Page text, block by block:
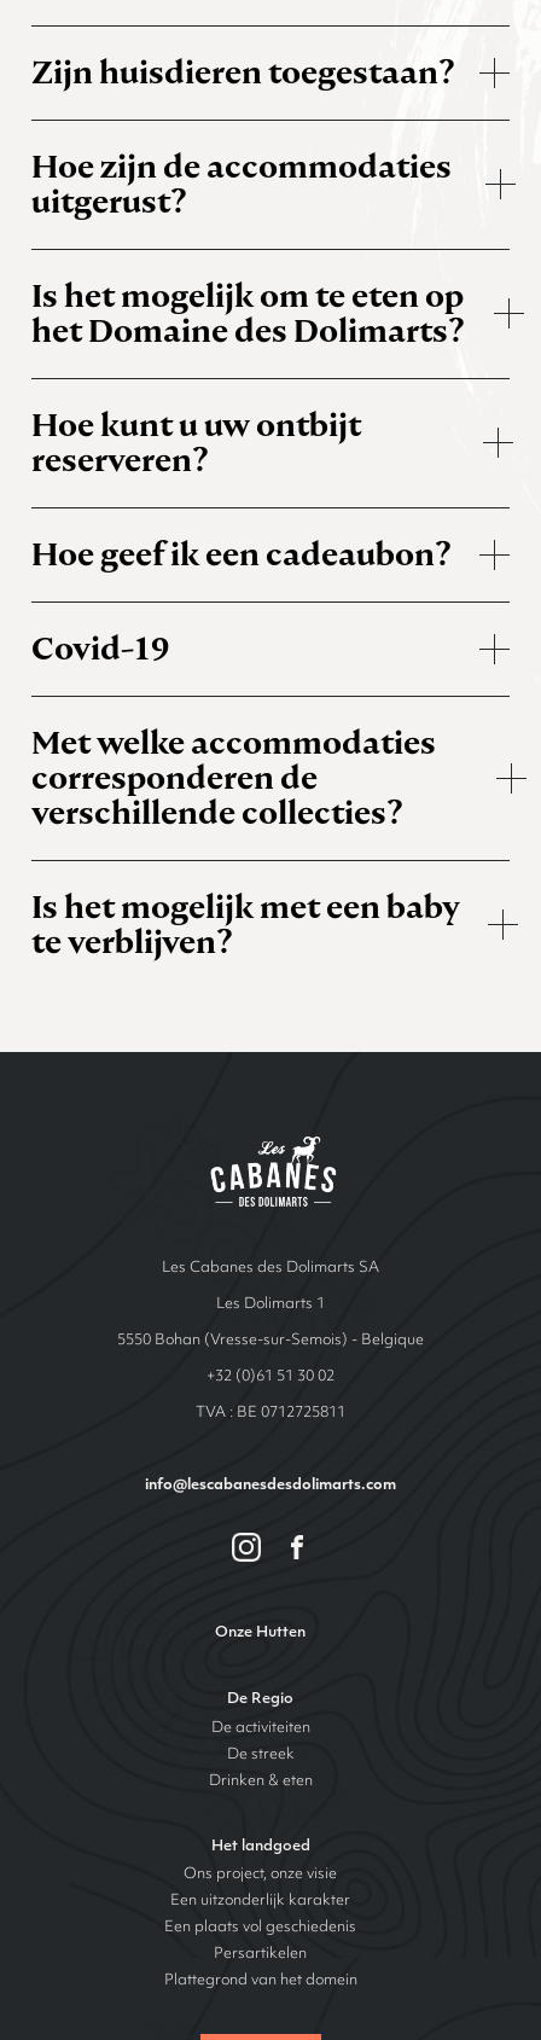
Zijn huisdieren toegestaan?
Hoe zijn de accommodaties
uitgerust?
Is het mogelijk om te eten op
het Domaine des Dolimarts?
Hoe kunt u uw ontbijt
reserveren?
Hoe geef ik een cadeaubon?
Covid-19
Met welke accommodaties
corresponderen de
verschillende collecties?
Is het mogelijk met een baby
te verblijven?
Les Cabanes des Dolimarts SA
Les Dolimarts 1
5550 Bohan (Vresse-sur-Semois) - Belgique
+32 (0)61 51 30 02
TVA : BE 0712725811
info@lescabanesdesdolimarts.com
Onze Hutten
De Regio
De activiteiten
De streek
Drinken & eten
Het landgoed
Ons project, onze visie
Een uitzonderlijk karakter
Een plaats vol geschiedenis
Persartikelen
Plattegrond van het domein